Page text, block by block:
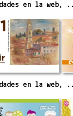
en la
en la web,